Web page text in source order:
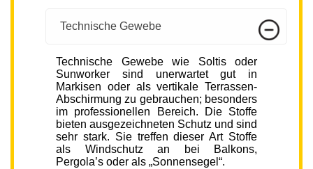
Technische Gewebe
Technische Gewebe wie Soltis oder
Sunworker sind unerwartet gut in
Markisen oder als vertikale Terrassen-
Abschirmung zu gebrauchen; besonders
im professionellen Bereich. Die Stoffe
bieten ausgezeichneten Schutz und sind
sehr stark. Sie treffen dieser Art Stoffe
als Windschutz an bei Balkons,
Pergola’s oder als „Sonnensegel“.